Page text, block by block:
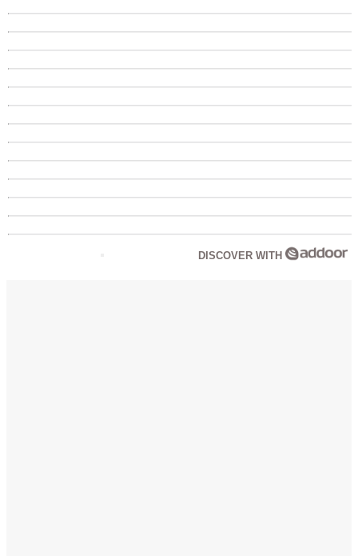
DISCOVER WITH